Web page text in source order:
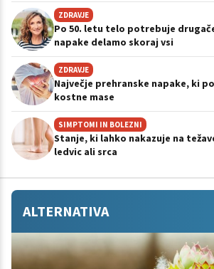
ZDRAVJE
Po 50. letu telo potrebuje
napake delamo skoraj vsi
ZDRAVJE
Največje prehranske napake, ki
kostne mase
SIMPTOMI IN BOLEZNI
Stanje, ki lahko nakazuje na
ledvic ali srca
ALTERNATIVA